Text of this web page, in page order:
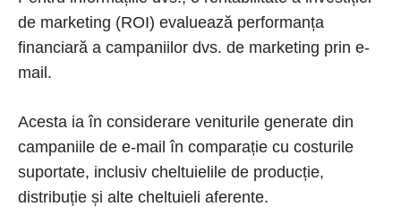
de marketing (ROI) evaluează performanța
financiară a campaniilor dvs. de marketing prin e-
mail.
Acesta ia în considerare veniturile generate din
campaniile de e-mail în comparație cu costurile
suportate, inclusiv cheltuielile de producție,
distribuție și alte cheltuieli aferente.